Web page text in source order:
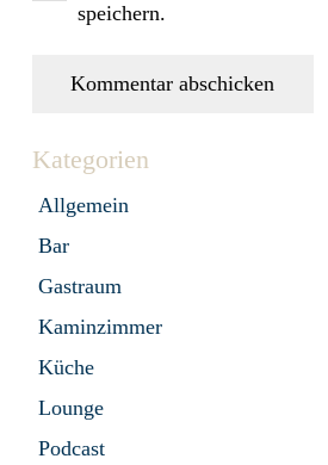
speichern.
Kommentar abschicken
Kategorien
Allgemein
Bar
Gastraum
Kaminzimmer
Küche
Lounge
Podcast